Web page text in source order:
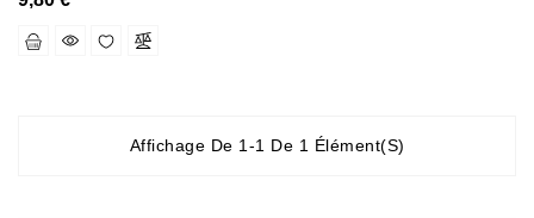
Jeunesse
Affichage De 1-1 De 1 Élément(s)